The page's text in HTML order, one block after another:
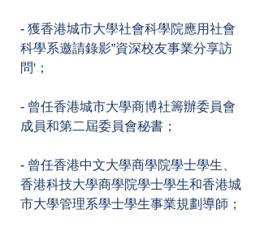
- 獲香港城市大學社會科學院應用社會
科學系邀請錄影”資深校友事業分享訪
問'；
- 曾任香港城市大學商博社籌辦委員會
成員和第二屆委員會秘書；
- 曾任香港中文大學商學院學士學生、
香港科技大學商學院學士學生和香港城
市大學管理系學士學生事業規劃導師；